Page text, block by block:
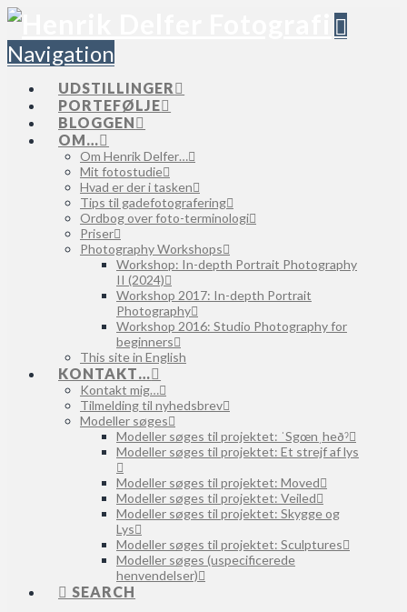
Navigation
UDSTILLINGER
PORTEFØLJE
BLOGGEN
OM…
Om Henrik Delfer…
Mit fotostudie
Hvad er der i tasken
Tips til gadefotografering
Ordbog over foto-terminologi
Priser
Photography Workshops
Workshop: In-depth Portrait Photography
II (2024)
Workshop 2017: In-depth Portrait
Photography
Workshop 2016: Studio Photography for
beginners
This site in English
KONTAKT…
Kontakt mig…
Tilmelding til nyhedsbrev
Modeller søges
Modeller søges til projektet: ˈSgœnˌheðˀ
Modeller søges til projektet: Et strejf af lys
Modeller søges til projektet: Moved
Modeller søges til projektet: Veiled
Modeller søges til projektet: Skygge og
Lys
Modeller søges til projektet: Sculptures
Modeller søges (uspecificerede
henvendelser)
SEARCH